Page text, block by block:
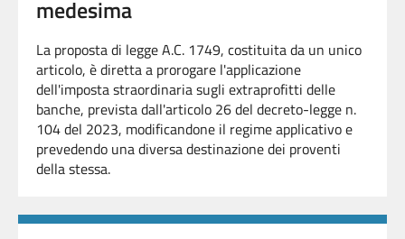
medesima
La proposta di legge A.C. 1749, costituita da un unico
articolo, è diretta a prorogare l'applicazione
dell'imposta straordinaria sugli extraprofitti delle
banche, prevista dall'articolo 26 del decreto-legge n.
104 del 2023, modificandone il regime applicativo e
prevedendo una diversa destinazione dei proventi
della stessa.